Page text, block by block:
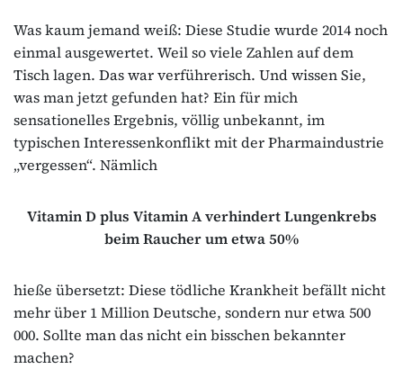
Was kaum jemand weiß: Diese Studie wurde 2014 noch
einmal ausgewertet. Weil so viele Zahlen auf dem
Tisch lagen. Das war verführerisch. Und wissen Sie,
was man jetzt gefunden hat? Ein für mich
sensationelles Ergebnis, völlig unbekannt, im
typischen Interessenkonflikt mit der Pharmaindustrie
„vergessen“. Nämlich
Vitamin D plus Vitamin A verhindert Lungenkrebs
beim Raucher um etwa 50%
hieße übersetzt: Diese tödliche Krankheit befällt nicht
mehr über 1 Million Deutsche, sondern nur etwa 500
000. Sollte man das nicht ein bisschen bekannter
machen?